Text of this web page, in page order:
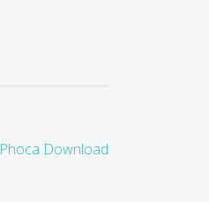
Phoca Download